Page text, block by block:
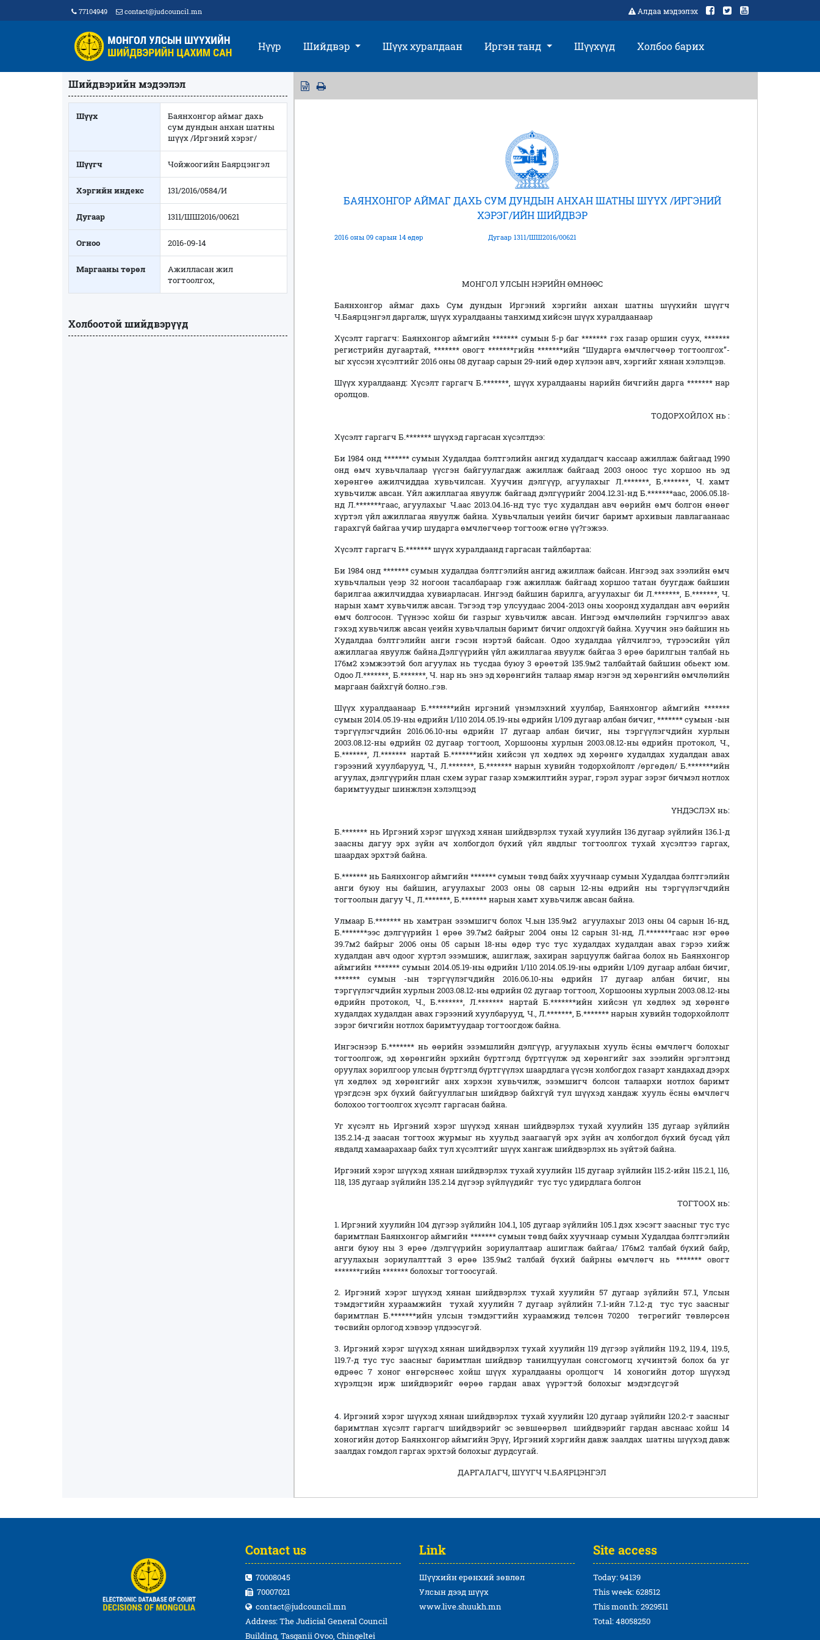
77104949 contact@judcouncil.mn Алдаа мэдээлэх
Нүүр Шийдвэр Шүүх хуралдаан Иргэн танд Шүүхүүд Холбоо барих
Шийдвэрийн мэдээлэл
Шүүх
Баянхонгор аймаг дахь
сум дундын анхан шатны
шүүх /Иргэний хэрэг/
Шүүгч Чойжоогийн Баярцэнгэл
Хэргийн индекс 131/2016/0584/И
Дугаар 1311/ШШ2016/00621
Огноо 2016-09-14
Маргааны төрөл
Ажилласан жил
тогтоолгох,
Холбоотой шийдвэрүүд
БАЯНХОНГОР АЙМАГ ДАХЬ СУМ ДУНДЫН АНХАН ШАТНЫ ШҮҮХ /ИРГЭНИЙ
ХЭРЭГ/ИЙН ШИЙДВЭР
2016 оны 09 сарын 14 өдөр Дугаар 1311/ШШ2016/00621
МОНГОЛ УЛСЫН НЭРИЙН ӨМНӨӨС
Баянхонгор аймаг дахь Сум дундын Иргэний хэргийн анхан шатны шүүхийн шүүгч
Ч.Баярцэнгэл даргалж, шүүх хуралдааны танхимд хийсэн шүүх хуралдаанаар
Хүсэлт гаргагч: Баянхонгор аймгийн ******* сумын 5-р баг ******* гэх газар оршин суух, *******
регистрийн дугаартай, ******* овогт *******гийн *******ийн “Шударга өмчлөгчөөр тогтоолгох”-
ыг хүссэн хүсэлтийг 2016 оны 08 дугаар сарын 29-ний өдөр хүлээн авч, хэргийг хянан хэлэлцэв.
Шүүх хуралдаанд: Хүсэлт гаргагч Б.*******, шүүх хуралдааны нарийн бичгийн дарга ******* нар
оролцов.
ТОДОРХОЙЛОХ нь :
Хүсэлт гаргагч Б.******* шүүхэд гаргасан хүсэлтдээ:
Би 1984 онд ******* сумын Худалдаа бэлтгэлийн ангид худалдагч кассаар ажиллаж байгаад 1990
онд өмч хувьчлалаар үүсгэн байгуулагдаж ажиллаж байгаад 2003 оноос тус хоршоо нь эд
хөрөнгөө ажилчиддаа хувьчилсан. Хуучин дэлгүүр, агуулахыг Л.*******, Б.*******, Ч. хамт
хувьчилж авсан. Үйл ажиллагаа явуулж байгаад дэлгүүрийг 2004.12.31-нд Б.*******аас, 2006.05.18-
нд Л.*******гаас, агуулахыг Ч.аас 2013.04.16-нд тус тус худалдан авч өөрийн өмч болгон өнөөг
хүртэл үйл ажиллагаа явуулж байна. Хувьчлалын үеийн бичиг баримт архивын лавлагаанаас
гарахгүй байгаа учир шударга өмчлөгчөөр тогтоож өгнө үү?гэжээ.
Хүсэлт гаргагч Б.******* шүүх хуралдаанд гаргасан тайлбартаа:
Би 1984 онд ******* сумын худалдаа бэлтгэлийн ангид ажиллаж байсан. Ингээд зах зээлийн өмч
хувьчлалын үеэр 32 ногоон тасалбараар гэж ажиллаж байгаад хоршоо татан буугдаж байшин
барилгаа ажилчиддаа хувиарласан. Ингээд байшин барилга, агуулахыг би Л.*******, Б.*******, Ч.
нарын хамт хувьчилж авсан. Тэгээд тэр улсуудаас 2004-2013 оны хооронд худалдан авч өөрийн
өмч болгосон. Түүнээс хойш би газрыг хувьчилж авсан. Ингээд өмчлөлийн гэрчилгээ авах
гэхэд хувьчилж авсан үеийн хувьчлалын баримт бичиг олдохгүй байна. Хуучин энэ байшин нь
Худалдаа бэлтгэлийн анги гэсэн нэртэй байсан. Одоо худалдаа үйлчилгээ, түрээсийн үйл
ажиллагаа явуулж байна.Дэлгүүрийн үйл ажиллагаа явуулж байгаа 3 өрөө барилгын талбай нь
176м2 хэмжээтэй бол агуулах нь тусдаа буюу 3 өрөөтэй 135.9м2 талбайтай байшин обьект юм.
Одоо Л.*******, Б.*******, Ч. нар нь энэ эд хөрөнгийн талаар ямар нэгэн эд хөрөнгийн өмчлөлийн
маргаан байхгүй болно..гэв.
Шүүх хуралдаанаар Б.*******ийн иргэний үнэмлэхний хуулбар, Баянхонгор аймгийн *******
сумын 2014.05.19-ны өдрийн 1/110 2014.05.19-ны өдрийн 1/109 дугаар албан бичиг, ******* сумын -ын
тэргүүлэгчдийн 2016.06.10-ны өдрийн 17 дугаар албан бичиг, ны тэргүүлэгчдийн хурлын
2003.08.12-ны өдрийн 02 дугаар тогтоол, Хоршооны хурлын 2003.08.12-ны өдрийн протокол, Ч.,
Б.*******, Л.******* нартай Б.*******ийн хийсэн үл хөдлөх эд хөрөнгө худалдах худалдан авах
гэрээний хуулбарууд, Ч., Л.*******, Б.******* нарын хувийн тодорхойлолт /өргөдөл/ Б.*******ийн
агуулах, дэлгүүрийн план схем зураг газар хэмжилтийн зураг, гэрэл зураг зэрэг бичмэл нотлох
баримтуудыг шинжлэн хэлэлцээд
ҮНДЭСЛЭХ нь:
Б.******* нь Иргэний хэрэг шүүхэд хянан шийдвэрлэх тухай хуулийн 136 дугаар зүйлийн 136.1-д
заасны дагуу эрх зүйн ач холбогдол бүхий үйл явдлыг тогтоолгох тухай хүсэлтээ гаргах,
шаардах эрхтэй байна.
Б.******* нь Баянхонгор аймгийн ******* сумын төвд байх хуучнаар сумын Худалдаа бэлтгэлийн
анги буюу ны байшин, агуулахыг 2003 оны 08 сарын 12-ны өдрийн ны тэргүүлэгчдийн
тогтоолын дагуу Ч., Л.*******, Б.******* нарын хамт хувьчилж авсан байна.
Улмаар Б.******* нь хамтран эзэмшигч болох Ч.ын 135.9м2 агуулахыг 2013 оны 04 сарын 16-нд,
Б.*******ээс дэлгүүрийн 1 өрөө 39.7м2 байрыг 2004 оны 12 сарын 31-нд, Л.*******гаас нэг өрөө
39.7м2 байрыг 2006 оны 05 сарын 18-ны өдөр тус тус худалдах худалдан авах гэрээ хийж
худалдан авч одоог хүртэл эзэмшиж, ашиглаж, захиран зарцуулж байгаа болох нь Баянхонгор
аймгийн ******* сумын 2014.05.19-ны өдрийн 1/110 2014.05.19-ны өдрийн 1/109 дугаар албан бичиг,
******* сумын -ын тэргүүлэгчдийн 2016.06.10-ны өдрийн 17 дугаар албан бичиг, ны
тэргүүлэгчдийн хурлын 2003.08.12-ны өдрийн 02 дугаар тогтоол, Хоршооны хурлын 2003.08.12-ны
өдрийн протокол, Ч., Б.*******, Л.******* нартай Б.*******ийн хийсэн үл хөдлөх эд хөрөнгө
худалдах худалдан авах гэрээний хуулбарууд, Ч., Л.*******, Б.******* нарын хувийн тодорхойлолт
зэрэг бичгийн нотлох баримтуудаар тогтоогдож байна.
Ингэснээр Б.******* нь өөрийн эзэмшлийн дэлгүүр, агуулахын хууль ёсны өмчлөгч болохыг
тогтоолгож, эд хөрөнгийн эрхийн бүртгэлд бүртгүүлж эд хөрөнгийг зах зээлийн эргэлтэнд
оруулах зорилгоор улсын бүртгэлд бүртгүүлэх шаардлага үүсэн холбогдох газарт хандахад дээрх
үл хөдлөх эд хөрөнгийг анх хэрхэн хувьчилж, эзэмшигч болсон талаархи нотлох баримт
үрэгдсэн эрх бүхий байгууллагын шийдвэр байхгүй тул шүүхэд хандаж хууль ёсны өмчлөгч
болохоо тогтоолгох хүсэлт гаргасан байна.
Уг хүсэлт нь Иргэний хэрэг шүүхэд хянан шийдвэрлэх тухай хуулийн 135 дугаар зүйлийн
135.2.14-д заасан тогтоох журмыг нь хуульд заагаагүй эрх зүйн ач холбогдол бүхий бусад үйл
явдалд хамаарахаар байх тул хүсэлтийг шүүх хангаж шийдвэрлэх нь зүйтэй байна.
Иргэний хэрэг шүүхэд хянан шийдвэрлэх тухай хуулийн 115 дугаар зүйлийн 115.2-ийн 115.2.1, 116,
118, 135 дугаар зүйлийн 135.2.14 дүгээр зүйлүүдийг тус тус удирдлага болгон
ТОГТООХ нь:
1. Иргэний хуулийн 104 дүгээр зүйлийн 104.1, 105 дугаар зүйлийн 105.1 дэх хэсэгт заасныг тус тус
баримтлан Баянхонгор аймгийн ******* сумын төвд байх хуучнаар сумын Худалдаа бэлтгэлийн
анги буюу ны 3 өрөө /дэлгүүрийн зориулалтаар ашиглаж байгаа/ 176м2 талбай бүхий байр,
агуулахын зориулалттай 3 өрөө 135.9м2 талбай бүхий байрны өмчлөгч нь ******* овогт
*******гийн ******* болохыг тогтоосугай.
2. Иргэний хэрэг шүүхэд хянан шийдвэрлэх тухай хуулийн 57 дугаар зүйлийн 57.1, Улсын
тэмдэгтийн хураамжийн тухай хуулийн 7 дугаар зүйлийн 7.1-ийн 7.1.2-д тус тус заасныг
баримтлан Б.*******ийн улсын тэмдэгтийн хураамжид төлсөн 70200 төгрөгийг төвлөрсөн
төсвийн орлогод хэвээр үлдээсүгэй.
3. Иргэний хэрэг шүүхэд хянан шийдвэрлэх тухай хуулийн 119 дүгээр зүйлийн 119.2, 119.4, 119.5,
119.7-д тус тус заасныг баримтлан шийдвэр танилцуулан сонсгомогц хүчинтэй болох ба уг
өдрөөс 7 хоног өнгөрснөөс хойш шүүх хуралдааны оролцогч 14 хоногийн дотор шүүхэд
хүрэлцэн ирж шийдвэрийг өөрөө гардан авах үүрэгтэй болохыг мэдэгдсүгэй
4. Иргэний хэрэг шүүхэд хянан шийдвэрлэх тухай хуулийн 120 дугаар зүйлийн 120.2-т заасныг
баримтлан хүсэлт гаргагч шийдвэрийг эс зөвшөөрвөл шийдвэрийг гардан авснаас хойш 14
хоногийн дотор Баянхонгор аймгийн Эрүү, Иргэний хэргийн давж заалдах шатны шүүхэд давж
заалдах гомдол гаргах эрхтэй болохыг дурдсугай.
ДАРГАЛАГЧ, ШҮҮГЧ Ч.БАЯРЦЭНГЭЛ
Contact us
70008045
70007021
contact@judcouncil.mn
Address: The Judicial General Council
Building, Tasganii Ovoo, Chingeltei
Link
Шүүхийн ерөнхий зөвлөл
Улсын дээд шүүх
www.live.shuukh.mn
Site access
Today: 94139
This week: 628512
This month: 2929511
Total: 48058250